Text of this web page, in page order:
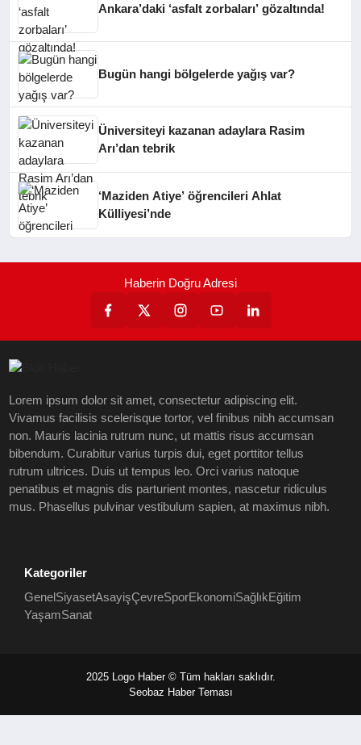
Ankara’daki ‘asfalt zorbaları’ gözaltında!
Bugün hangi bölgelerde yağış var?
Üniversiteyi kazanan adaylara Rasim
Arı’dan tebrik
‘Maziden Atiye’ öğrencileri Ahlat
Külliyesi’nde
Haberin Doğru Adresi
Lorem ipsum dolor sit amet, consectetur adipiscing elit.
Vivamus facilisis scelerisque tortor, vel finibus nibh accumsan
non. Mauris lacinia rutrum nunc, ut mattis risus accumsan
bibendum. Curabitur varius turpis dui, eget porttitor tellus
rutrum ultrices. Duis ut tempus leo. Orci varius natoque
penatibus et magnis dis parturient montes, nascetur ridiculus
mus. Phasellus pulvinar vestibulum sapien, at maximus nibh.
Kategoriler
GenelSiyasetAsayişÇevreSporEkonomiSağlıkEğitim
YaşamSanat
2025 Logo Haber © Tüm hakları saklıdır.
Seobaz Haber Teması